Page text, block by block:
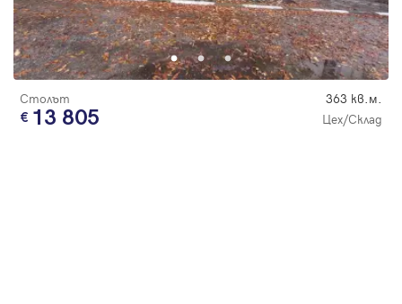
Столът 363 кв.м.
13 805 Цех/Склад